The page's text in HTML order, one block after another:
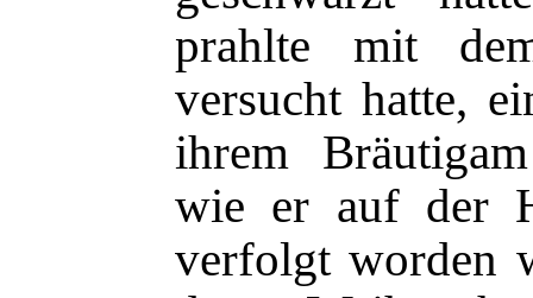
prahlte mit
versucht hatte,
ihrem
wie er auf der
verfolgt worden